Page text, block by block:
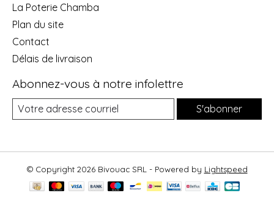
La Poterie Chamba
Plan du site
Contact
Délais de livraison
Abonnez-vous à notre infolettre
S'abonner
© Copyright 2026 Bivouac SRL - Powered by Lightspeed